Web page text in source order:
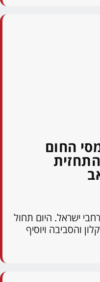
החום
ישראל. היום תחול
והסביבה ויוסיף